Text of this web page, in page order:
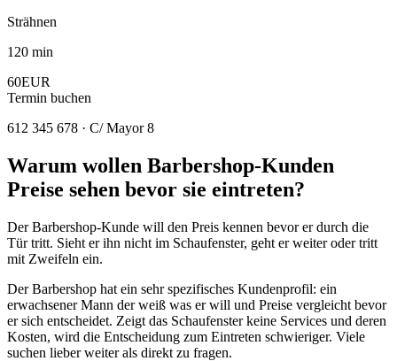
Strähnen
120 min
60EUR
Termin buchen
612 345 678 · C/ Mayor 8
Warum wollen Barbershop-Kunden
Preise sehen bevor sie eintreten?
Der Barbershop-Kunde will den Preis kennen bevor er durch die
Tür tritt. Sieht er ihn nicht im Schaufenster, geht er weiter oder tritt
mit Zweifeln ein.
Der Barbershop hat ein sehr spezifisches Kundenprofil: ein
erwachsener Mann der weiß was er will und Preise vergleicht bevor
er sich entscheidet. Zeigt das Schaufenster keine Services und deren
Kosten, wird die Entscheidung zum Eintreten schwieriger. Viele
suchen lieber weiter als direkt zu fragen.